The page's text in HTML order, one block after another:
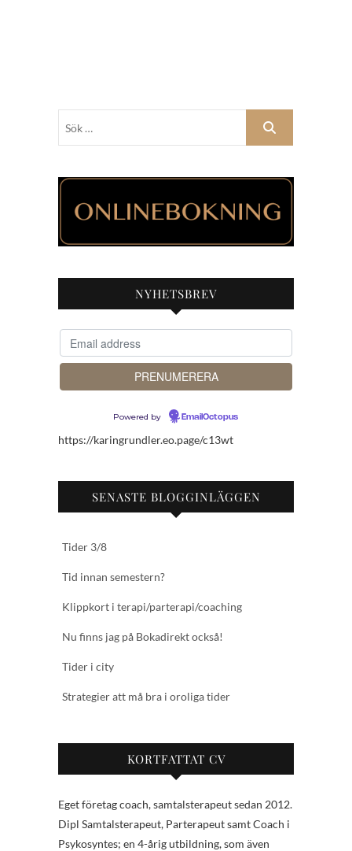
NYHETSBREV
Powered by EmailOctopus
https://karingrundler.eo.page/c13wt
SENASTE BLOGGINLÄGGEN
Tider 3/8
Tid innan semestern?
Klippkort i terapi/parterapi/coaching
Nu finns jag på Bokadirekt också!
Tider i city
Strategier att må bra i oroliga tider
KORTFATTAT CV
Eget företag coach, samtalsterapeut sedan 2012.
Dipl Samtalsterapeut, Parterapeut samt Coach i
Psykosyntes; en 4-årig utbildning, som även